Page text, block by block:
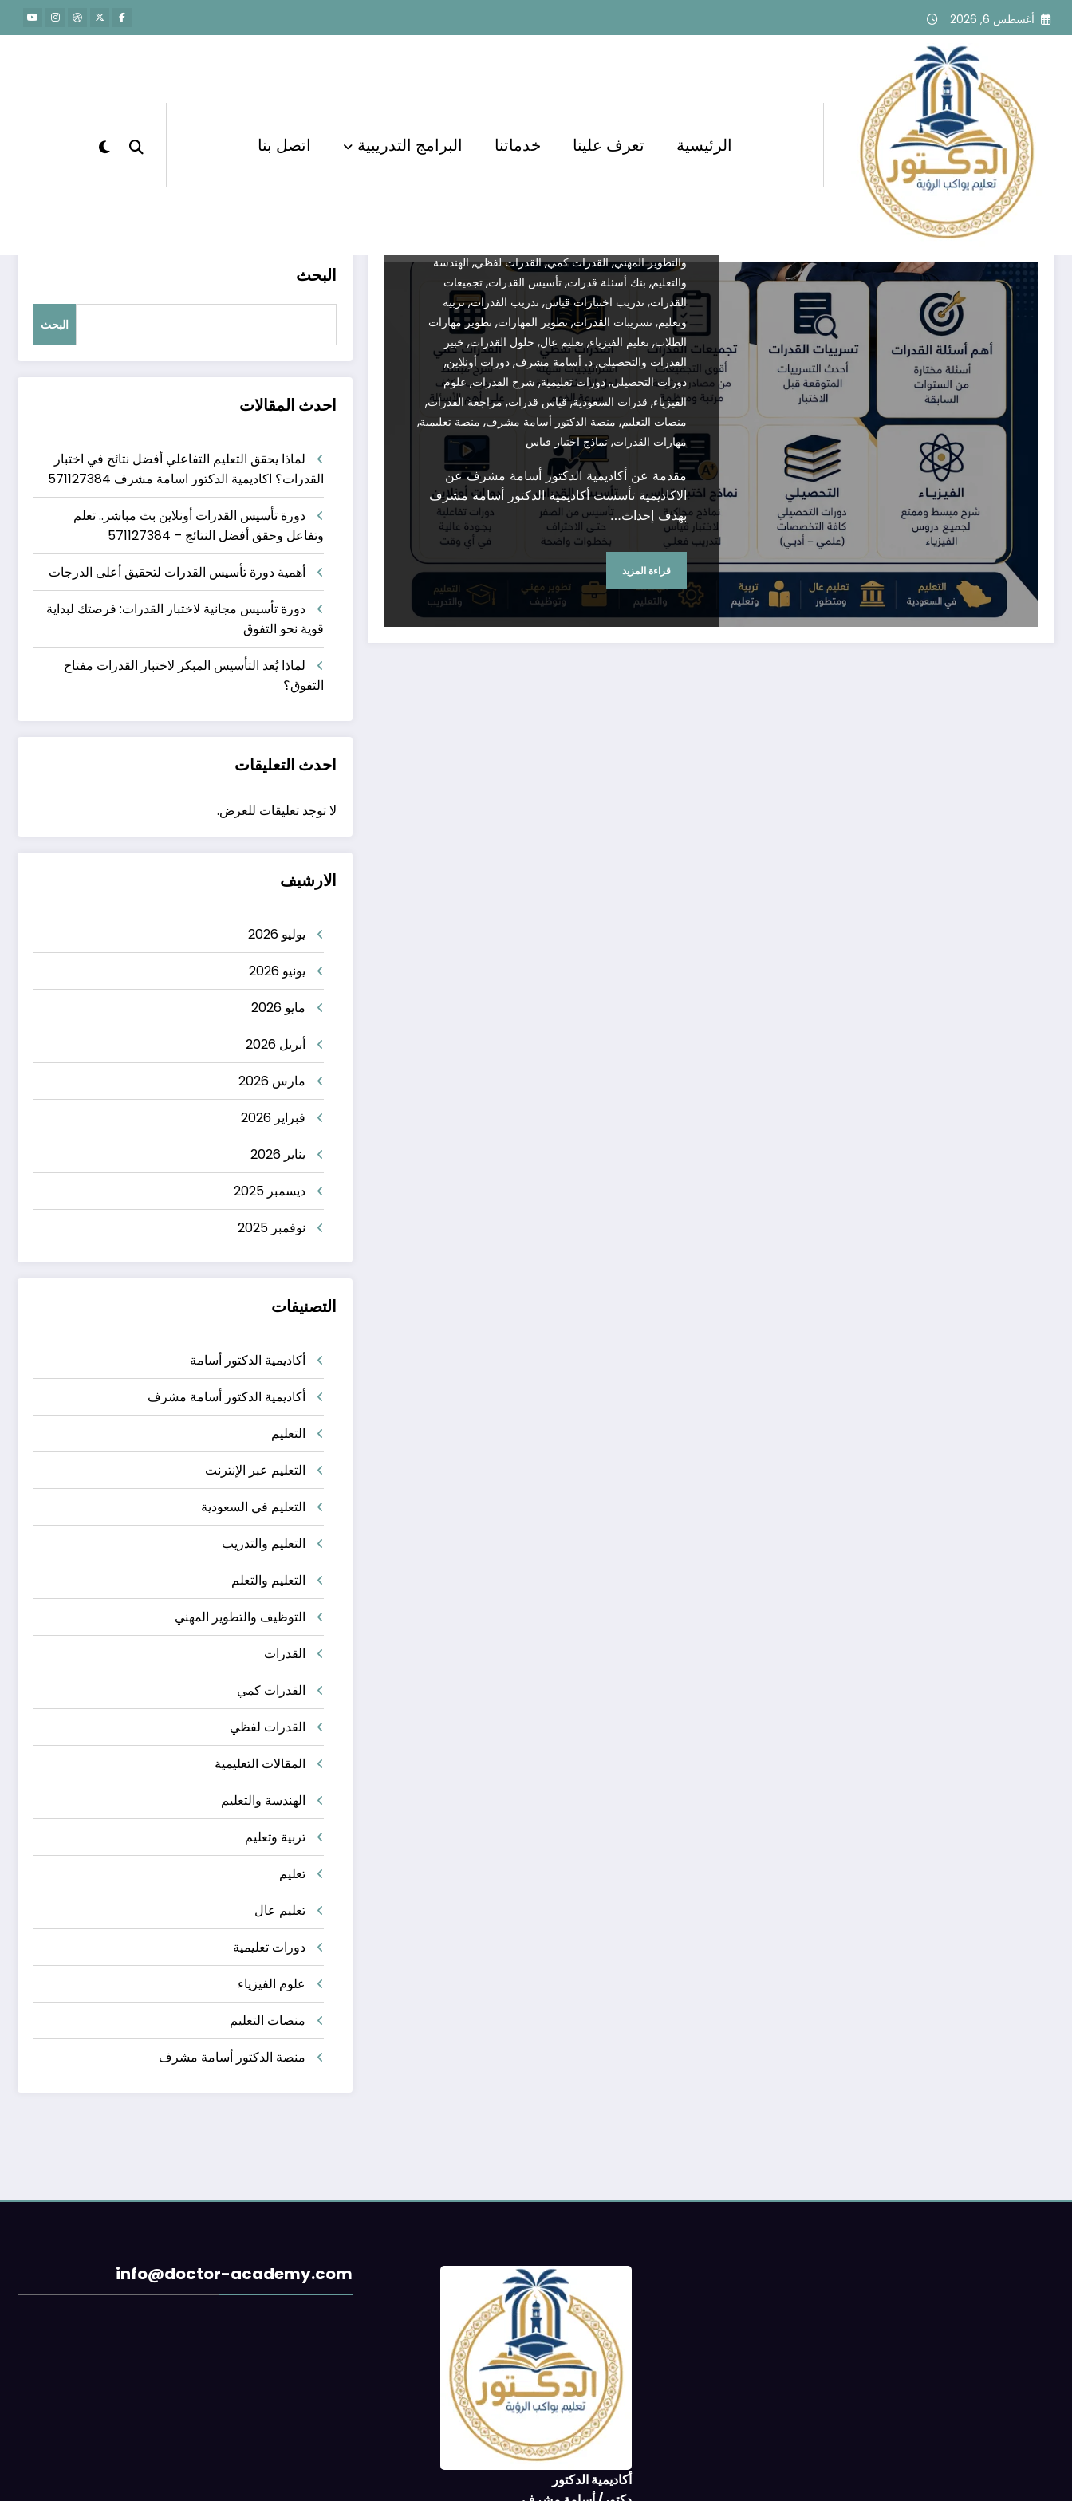
التجاوز
أغسطس 6, 2026
الرئيسية تعرف علينا خدماتنا البرامج التدريبية اتصل بنا
وسم: إعداد الطلاب للاختبارات
المساهمة في تطوير التعليم في
دورة قدرات, أفضل شرح قدرات,أكاديمية الدكتور أسامة
والتطوير المهني,القدرات كمي,القدرات لفظي,الهندسة
والتعليم, بنك أسئلة قدرات, تأسيس القدرات, تجميعات
القدرات, تدريب اختبارات قياس, تدريب القدرات,تربية
وتعليم, تسريبات القدرات,تطوير المهارات, تطوير مهارات
الطلاب,تعليم الفيزياء, تعليم عال, حلول القدرات,خبير
القدرات والتحصيلي,د. أسامة مشرف, دورات أونلاين,
دورات التحصيلي,دورات تعليمية,شرح القدرات,علوم
الفيزياء, قدرات السعودية,قياس قدرات,مراجعة القدرات,
منصات التعليم, منصة الدكتور أسامة مشرف, منصة تعليمية,
مهارات القدرات,نماذج اختبار قياس
مقدمة عن أكاديمية الدكتور أسامة مشرف عن
الاكاديمية تأسست أكاديمية الدكتور أسامة مشرف
بهدف إحداث…
قراءة المزيد
البحث
البحث
احدث المقالات
لماذا يحقق التعليم التفاعلي أفضل نتائج في اختبار
القدرات؟ اكاديمية الدكتور اسامة مشرف 571127384
دورة تأسيس القدرات أونلاين بث مباشر.. تعلم
وتفاعل وحقق أفضل النتائج – 571127384
أهمية دورة تأسيس القدرات لتحقيق أعلى الدرجات
دورة تأسيس مجانية لاختبار القدرات: فرصتك لبداية
قوية نحو التفوق
لماذا يُعد التأسيس المبكر لاختبار القدرات مفتاح
التفوق؟
احدث التعليقات
لا توجد تعليقات للعرض.
الارشيف
يوليو 2026
يونيو 2026
مايو 2026
أبريل 2026
مارس 2026
فبراير 2026
يناير 2026
ديسمبر 2025
نوفمبر 2025
التصنيفات
أكاديمية الدكتور أسامة
أكاديمية الدكتور أسامة مشرف
التعليم
التعليم عبر الإنترنت
التعليم في السعودية
التعليم والتدريب
التعليم والتعلم
التوظيف والتطوير المهني
القدرات
القدرات كمي
القدرات لفظي
المقالات التعليمية
الهندسة والتعليم
تربية وتعليم
تعليم
تعليم عال
دورات تعليمية
علوم الفيزياء
منصات التعليم
منصة الدكتور أسامة مشرف
أكاديمية الدكتور
info@doctor-academy.com